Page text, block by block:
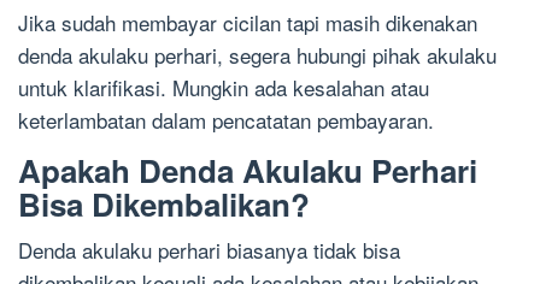
Jika sudah membayar cicilan tapi masih dikenakan
denda akulaku perhari, segera hubungi pihak akulaku
untuk klarifikasi. Mungkin ada kesalahan atau
keterlambatan dalam pencatatan pembayaran.
Apakah Denda Akulaku Perhari
Bisa Dikembalikan?
Denda akulaku perhari biasanya tidak bisa